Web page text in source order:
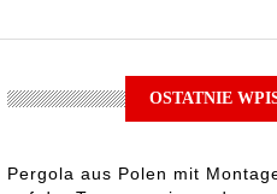
jej potencjał?
Co kupować?
OSTATNIE
Pergola aus Polen mit